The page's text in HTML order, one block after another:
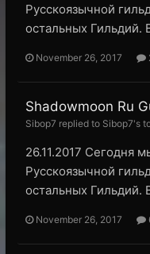
Русскоязычной
остальных Гильдий.
November 26, 2017
Shadowmoon Ru
Sibop7 replied to Sibop7's
26.11.2017 Сегодня
Русскоязычной
остальных Гильдий.
November 26, 2017